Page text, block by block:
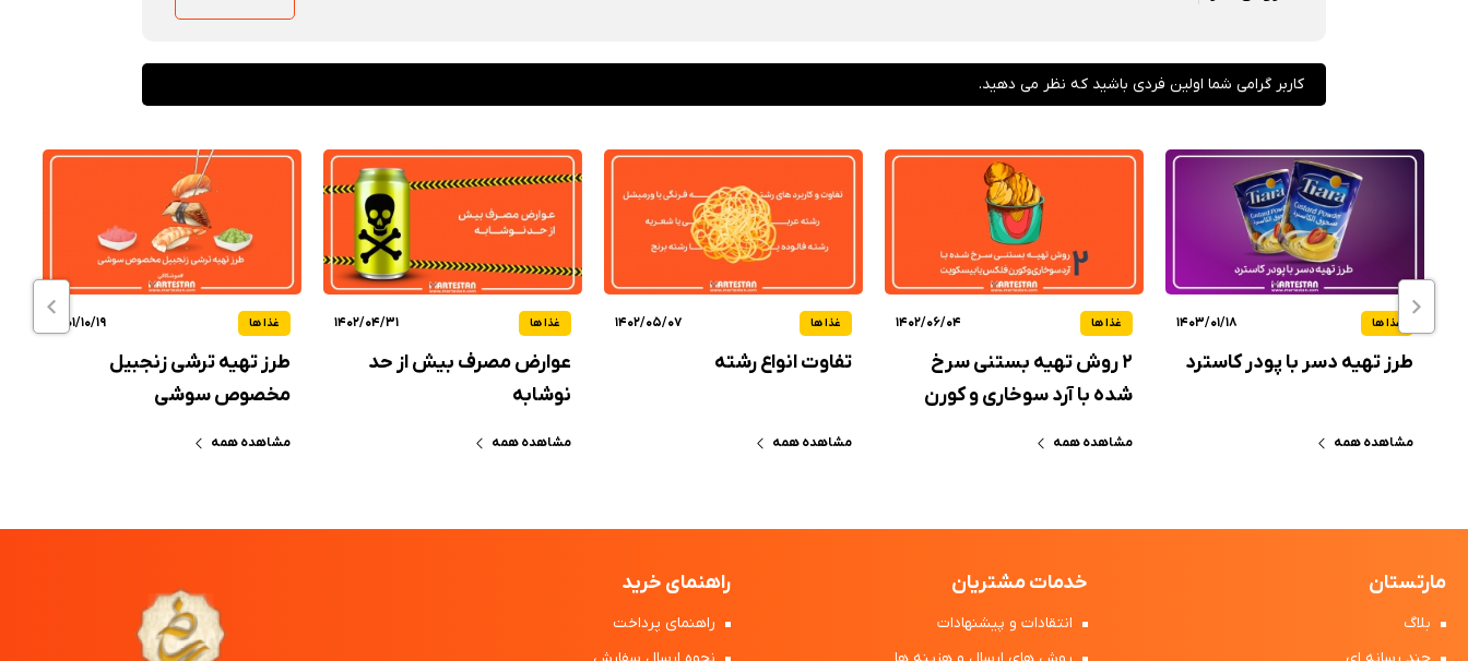
کاربر گرامی شما اولین فردی باشید که نظر می دهید.
غذا ها 1403/01/18
طرز تهیه دسر با پودر کاسترد
مشاهده همه
غذا ها 1402/06/04
۲ روش تهیه بستنی سرخ
شده با آرد سوخاری و کورن
مشاهده همه
غذا ها 1402/05/07
تفاوت انواع رشته
مشاهده همه
غذا ها 1402/04/31
عوارض مصرف بیش از حد
نوشابه
مشاهده همه
غذا ها 1401/10/19
طرز تهیه ترشی زنجبیل
مخصوص سوشی
مشاهده همه
مارتستان
بلاگ
خدمات مشتریان
انتقادات و پیشنهادات
راهنمای خرید
راهنمای پرداخت